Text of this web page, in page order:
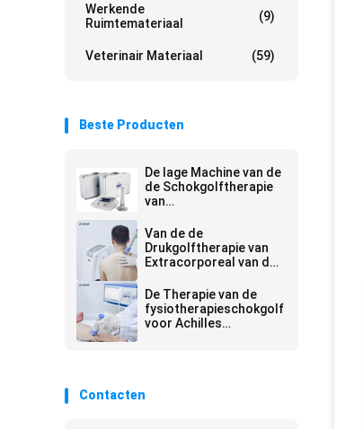
Werkende
Ruimtemateriaal
(9)
Veterinair Materiaal (59)
Beste Producten
De lage Machine van de
de Schokgolftherapie
van
Van de de
Drukgolftherapie van
Extracorporeal van de
SWT6000
De Therapie van de
fysiotherapieschokgolf
voor Achilles
Contacten